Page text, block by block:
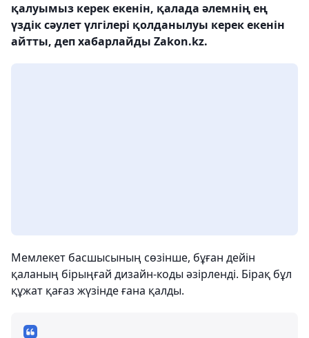
қалуымыз керек екенін, қалада әлемнің ең
үздік сәулет үлгілері қолданылуы керек екенін
айтты, деп хабарлайды Zakon.kz.
Мемлекет басшысының сөзінше, бұған дейін
қаланың бірыңғай дизайн-коды әзірленді. Бірақ бұл
құжат қағаз жүзінде ғана қалды.